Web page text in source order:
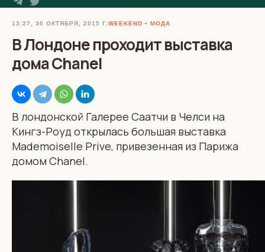
13:27, 30 ОКТЯБРЯ, 2015 Г. WEEKEND МОДА
В Лондоне проходит выставка
дома Chanel
В лондонской Галерее Саатчи в Челси на
Кингз-Роуд открылась большая выставка
Mademoiselle Prive, привезенная из Парижа
домом Chanel.